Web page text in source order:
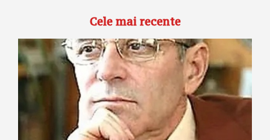
Cele mai recente